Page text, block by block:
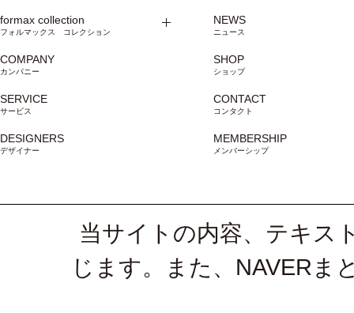
formax collection
フォルマックス コレクション
COMPANY
カンパニー
SERVICE
サービス
DESIGNERS
デザイナー
NEWS
ニュース
SHOP
ショップ
CONTACT
コンタクト
MEMBERSHIP
メンバーシップ
当サイトの内容、テキス
じます。また、NAVERま